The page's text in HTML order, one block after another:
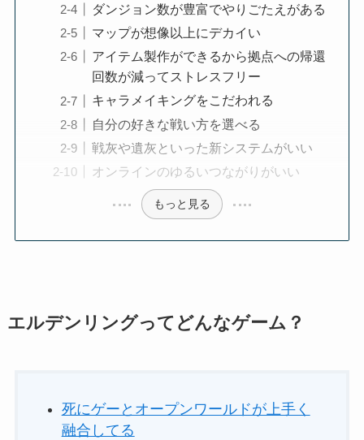
ダンジョン数が豊富でやりごたえがある
マップが想像以上にデカイい
アイテム製作ができるから拠点への帰還
回数が減ってストレスフリー
キャラメイキングをこだわれる
自分の好きな戦い方を選べる
戦灰や遺灰といった新システムがいい
オンラインのゆるいつながりがいい
もっと見る
エルデンリングってどんなゲーム？
死にゲーとオープンワールドが上手く
融合してる